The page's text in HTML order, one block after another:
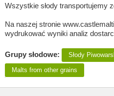
Wszystkie słody transportujemy
Na naszej stronie
wydrukować wyniki analiz
Grupy słodowe: Słody
Malts from other grains